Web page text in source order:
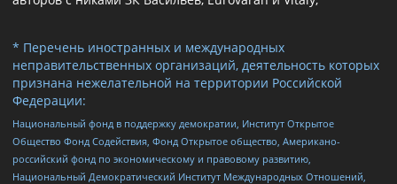
* Перечень иностранных и международных
неправительственных организаций, деятельность которых
признана нежелательной на территории Российской
Федерации:
Национальный фонд в поддержку демократии, Институт Открытое
Общество Фонд Содействия, Фонд Открытое общество, Американо-
российский фонд по экономическому и правовому развитию,
Национальный Демократический Институт Международных Отношений,